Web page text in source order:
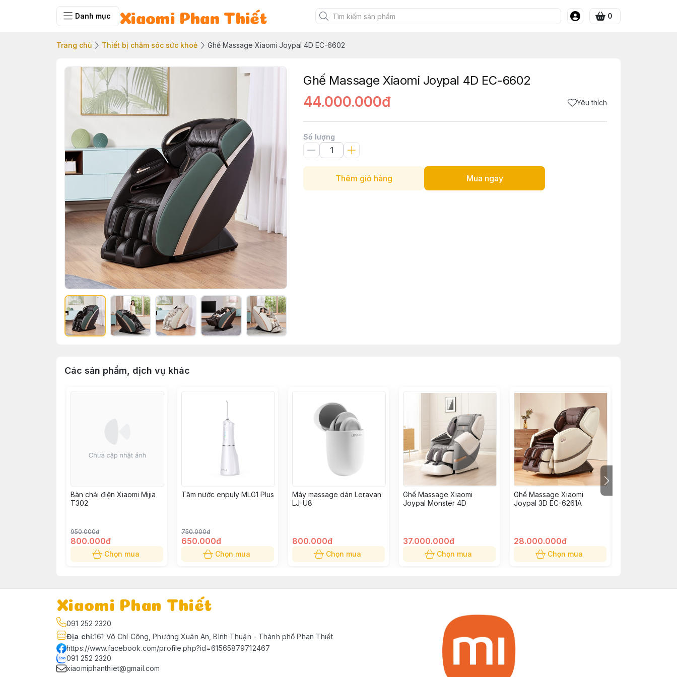
Danh mục Xiaomi Phan Thiết 0
Trang chủ Thiết bị chăm sóc sức khoẻ Ghế Massage Xiaomi Joypal 4D EC-6602
Ghế Massage Xiaomi Joypal 4D EC-6602
44.000.000đ Yêu thích
Số lượng
Thêm giỏ hàng Mua ngay
Các sản phẩm, dịch vụ khác
Bàn chải điện Xiaomi Mijia
T302
950.000đ
800.000đ
Chọn mua
Tăm nước enpuly MLG1 Plus
750.000đ
650.000đ
Chọn mua
Máy massage dán Leravan
LJ-U8
800.000đ
Chọn mua
Ghế Massage Xiaomi
Joypal Monster 4D
37.000.000đ
Chọn mua
Ghế Massage Xiaomi
Joypal 3D EC-6261A
28.000.000đ
Chọn mua
Xiaomi Phan Thiết
091 252 2320
Địa chỉ:161 Võ Chí Công, Phường Xuân An, Bình Thuận - Thành phố Phan Thiết
https://www.facebook.com/profile.php?id=61565879712467
091 252 2320
xiaomiphanthiet@gmail.com